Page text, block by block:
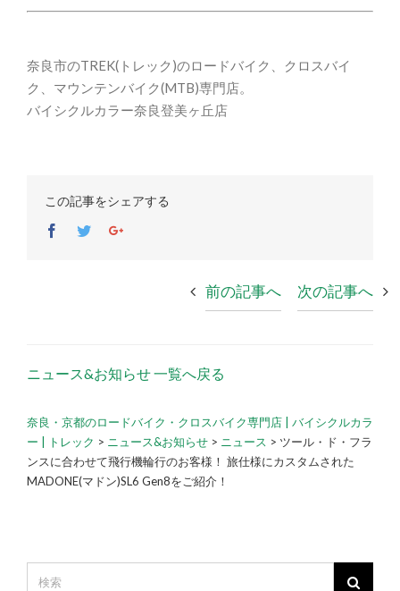
奈良市のTREK(トレック)のロードバイク、クロスバイ
ク、マウンテンバイク(MTB)専門店。
バイシクルカラー奈良登美ヶ丘店
この記事をシェアする
Facebook
TwitterGoogle+
前の記事へ 次の記事へ
ニュース&お知らせ 一覧へ戻る
奈良・京都のロードバイク・クロスバイク専門店 | バイシクルカラ
ー | トレック > ニュース&お知らせ > ニュース > ツール・ド・フラ
ンスに合わせて飛行機輪行のお客様！ 旅仕様にカスタムされた
MADONE(マドン)SL6 Gen8をご紹介！